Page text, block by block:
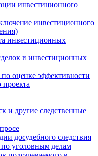
инвестиционного
инвестиционного
инвестиционных
и инвестиционных
оценке эффективности
проекта
и другие следственные
досудебного следствия
по уголовным делам